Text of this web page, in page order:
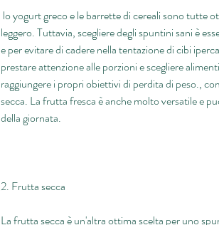
leggero. Tuttavia, scegliere degli spuntini sani è
e per evitare di cadere nella tentazione di cibi
prestare attenzione alle porzioni e scegliere
raggiungere i propri obiettivi di perdita di peso.,
secca. La frutta fresca è anche molto versatile e
della giornata.
2. Frutta secca
La frutta secca è un'altra ottima scelta per uno